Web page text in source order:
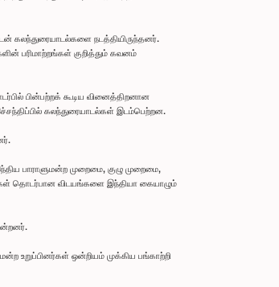
கலந்துரையாடல்களை நடத்தியிருந்தனர்.
பரிமாற்றங்கள் குறித்தும் கவனம்
பின்பற்றக் கூடிய வினைத்திறனான
கலந்துரையாடல்கள் இடம்பெற்றன.
பாராளுமன்ற முறைமை, குழு முறைமை,
தொடர்பான விடயங்களை இந்தியா கையாழும்
உறுப்பினர்கள் ஒன்றியம் முக்கிய பங்காற்றி